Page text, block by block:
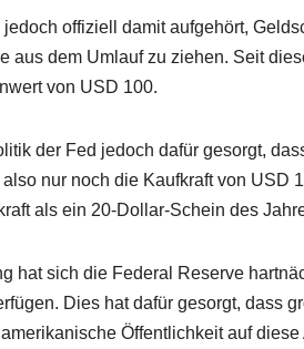
offiziell damit aufgehört,
aus dem Umlauf zu ziehen. Seit
von USD 100.
der Fed jedoch dafür gesorgt,
nur noch die Kaufkraft von USD
als ein 20-Dollar-Schein des
hat sich die Federal Reserve
Dies hat dafür gesorgt, dass
Öffentlichkeit auf